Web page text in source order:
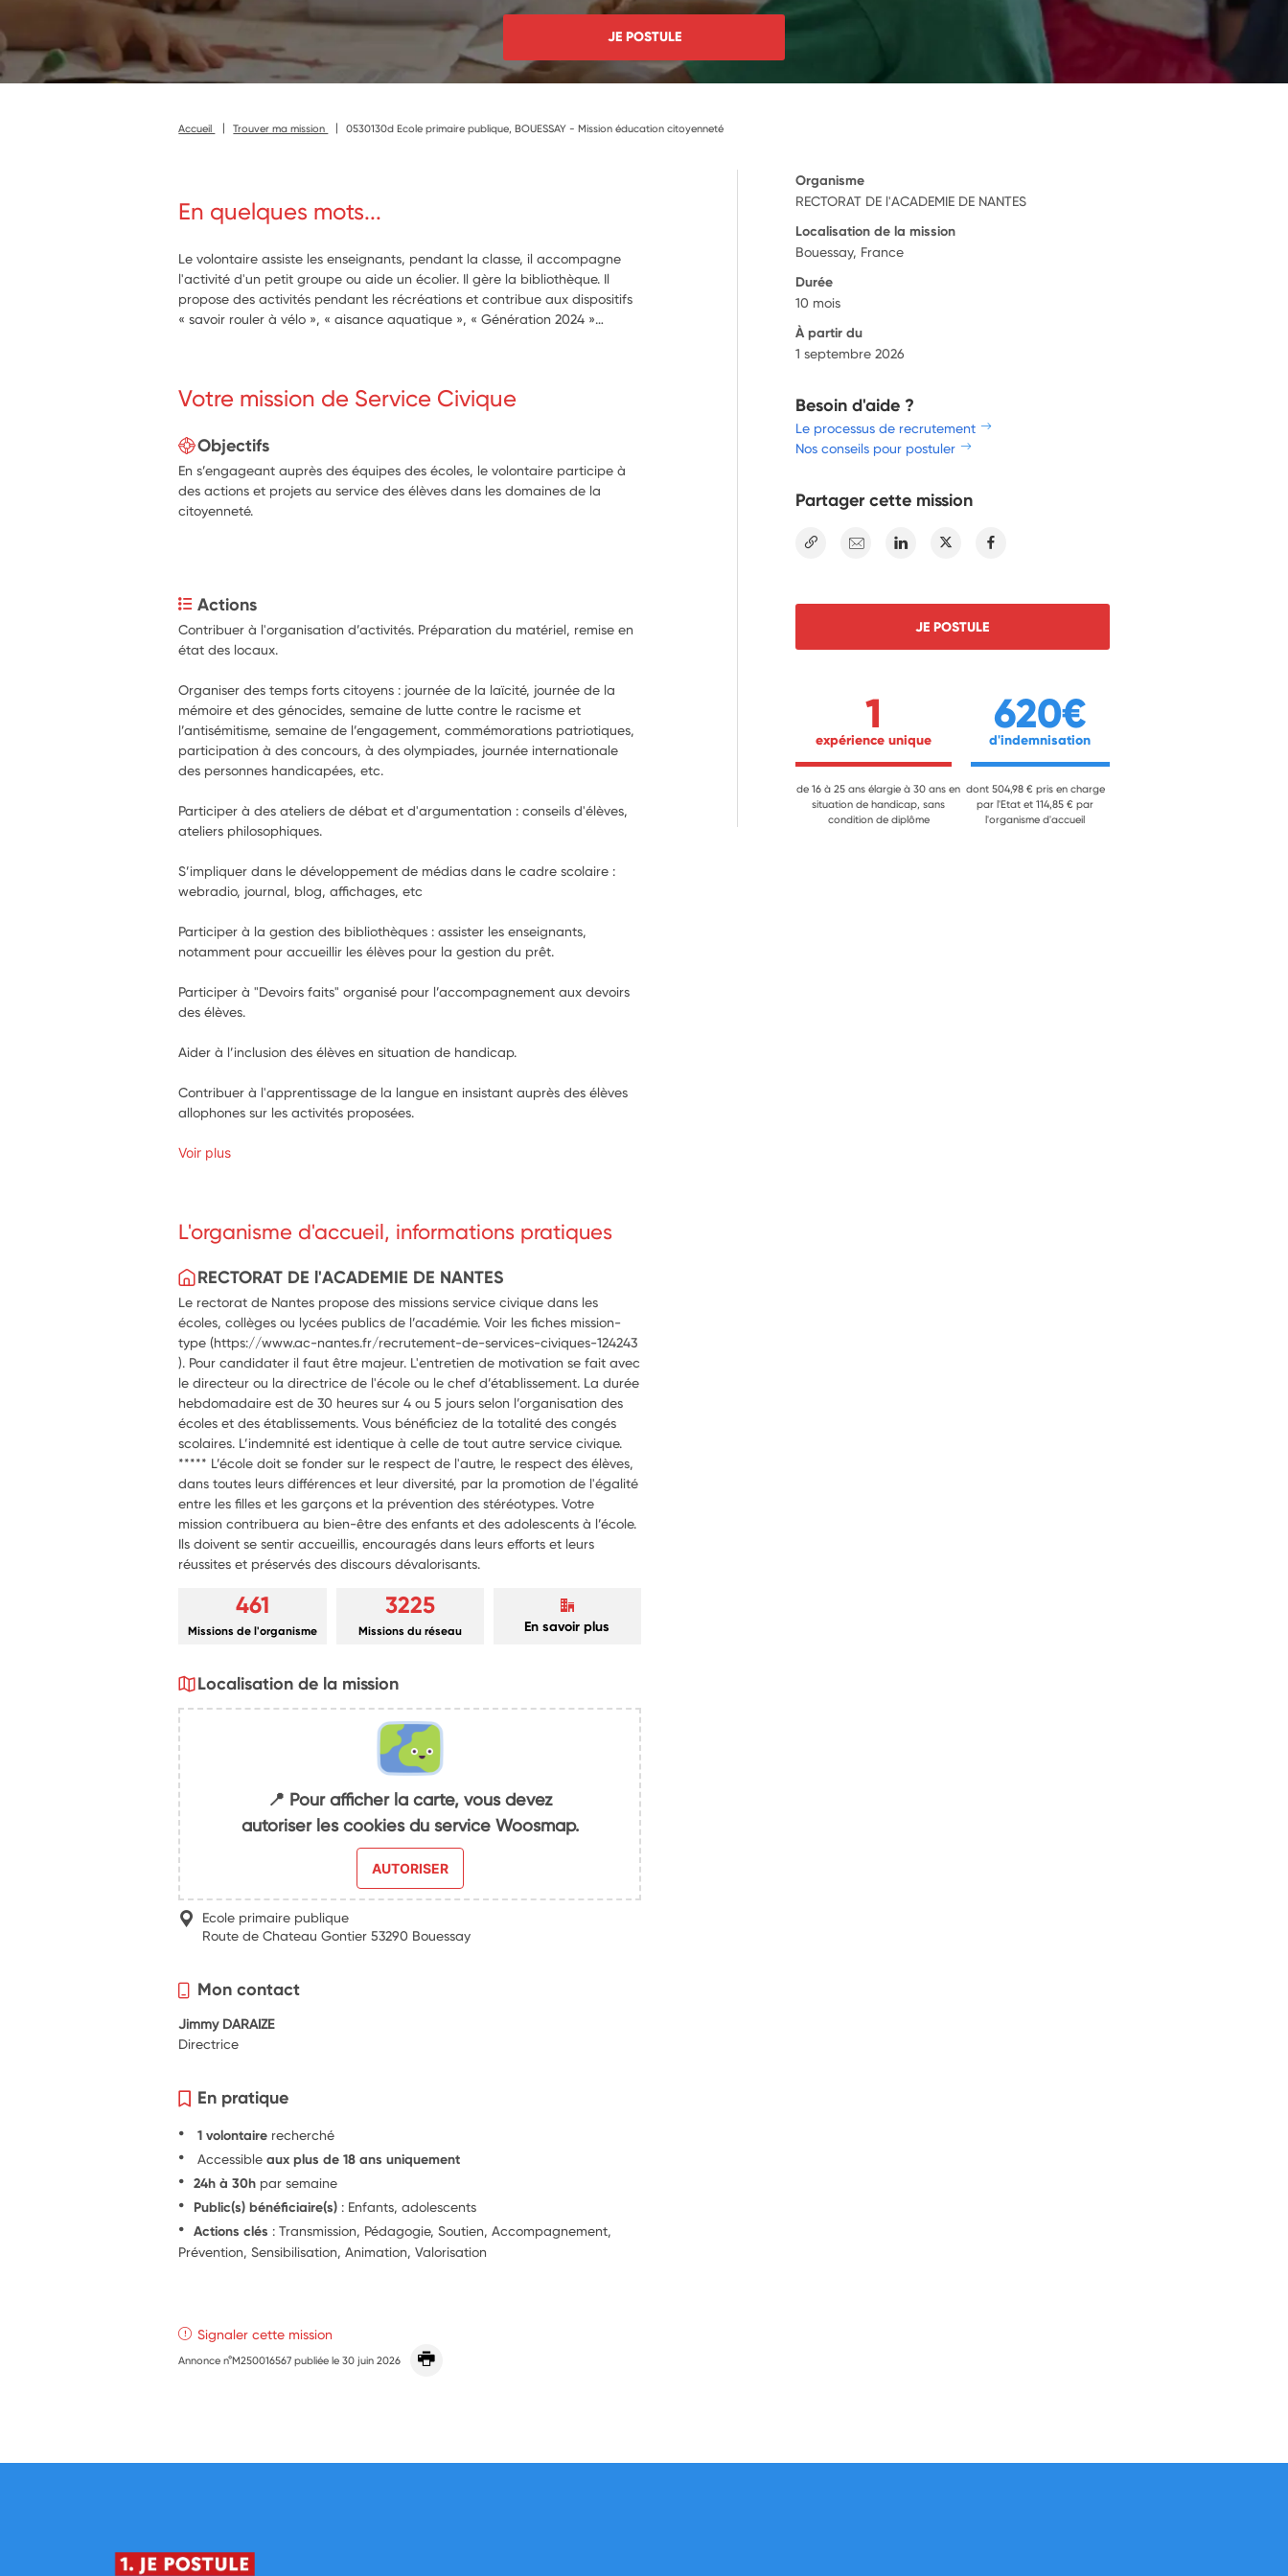
JE POSTULE
Accueil Trouver ma mission 0530130d Ecole primaire publique, BOUESSAY - Mission éducation citoyenneté
En quelques mots...
Le volontaire assiste les enseignants, pendant la classe, il accompagne
l'activité d'un petit groupe ou aide un écolier. Il gère la bibliothèque. Il
propose des activités pendant les récréations et contribue aux dispositifs
« savoir rouler à vélo », « aisance aquatique », « Génération 2024 »…
Votre mission de Service Civique
Objectifs
En s’engageant auprès des équipes des écoles, le volontaire participe à
des actions et projets au service des élèves dans les domaines de la
citoyenneté.
Actions
Contribuer à l'organisation d’activités. Préparation du matériel, remise en
état des locaux.
Organiser des temps forts citoyens : journée de la laïcité, journée de la
mémoire et des génocides, semaine de lutte contre le racisme et
l’antisémitisme, semaine de l’engagement, commémorations patriotiques,
participation à des concours, à des olympiades, journée internationale
des personnes handicapées, etc.
Participer à des ateliers de débat et d'argumentation : conseils d'élèves,
ateliers philosophiques.
S’impliquer dans le développement de médias dans le cadre scolaire :
webradio, journal, blog, affichages, etc
Participer à la gestion des bibliothèques : assister les enseignants,
notamment pour accueillir les élèves pour la gestion du prêt.
Participer à "Devoirs faits" organisé pour l’accompagnement aux devoirs
des élèves.
Aider à l’inclusion des élèves en situation de handicap.
Contribuer à l'apprentissage de la langue en insistant auprès des élèves
allophones sur les activités proposées.
Voir plus
L'organisme d'accueil, informations pratiques
RECTORAT DE l'ACADEMIE DE NANTES
Le rectorat de Nantes propose des missions service civique dans les
écoles, collèges ou lycées publics de l’académie. Voir les fiches mission-
type (https://www.ac-nantes.fr/recrutement-de-services-civiques-124243
). Pour candidater il faut être majeur. L'entretien de motivation se fait avec
le directeur ou la directrice de l'école ou le chef d’établissement. La durée
hebdomadaire est de 30 heures sur 4 ou 5 jours selon l’organisation des
écoles et des établissements. Vous bénéficiez de la totalité des congés
scolaires. L’indemnité est identique à celle de tout autre service civique.
***** L’école doit se fonder sur le respect de l'autre, le respect des élèves,
dans toutes leurs différences et leur diversité, par la promotion de l'égalité
entre les filles et les garçons et la prévention des stéréotypes. Votre
mission contribuera au bien-être des enfants et des adolescents à l’école.
Ils doivent se sentir accueillis, encouragés dans leurs efforts et leurs
réussites et préservés des discours dévalorisants.
461
Missions de l'organisme
3225
Missions du réseau En savoir plus
Localisation de la mission
📍 Pour afficher la carte, vous devez
autoriser les cookies du service Woosmap.
AUTORISER
Ecole primaire publique
Route de Chateau Gontier 53290 Bouessay
Mon contact
Jimmy DARAIZE
Directrice
En pratique
1 volontaire recherché
Accessibleaux plus de 18 ans uniquement
24h à 30h par semaine
Public(s) bénéficiaire(s) : Enfants, adolescents
Actions clés : Transmission, Pédagogie, Soutien, Accompagnement,
Prévention, Sensibilisation, Animation, Valorisation
Signaler cette mission
Annonce n°M250016567 publiée le30 juin 2026
Organisme
RECTORAT DE l'ACADEMIE DE NANTES
Localisation de la mission
Bouessay, France
Durée
10 mois
À partir du
1 septembre 2026
Besoin d'aide ?
Le processus de recrutement
Nos conseils pour postuler
Partager cette mission
E-mail Linkedin Twitter
JE POSTULE
1
expérience unique
de 16 à 25 ans élargie à 30 ans en
situation de handicap, sans
condition de diplôme
620€
d'indemnisation
dont 504,98 € pris en charge
par l'Etat et 114,85 € par
l'organisme d'accueil